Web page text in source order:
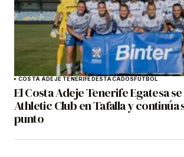
COSTA ADEJE TENERIFEDESTACADOSFÚTBOL
El Costa Adeje Tenerife Egatesa
Athletic Club en Tafalla y continúa
punto